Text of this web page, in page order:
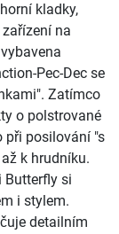
kladky,
na
Pec-Dec se
Zatímco
o polstrované
při posilování "s
k hrudníku.
Butterfly si
i stylem.
detailním